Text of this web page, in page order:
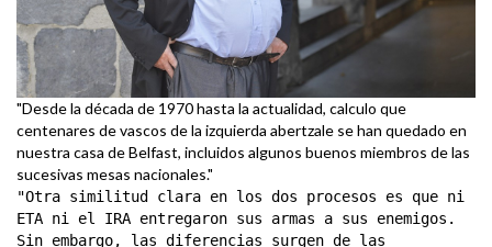
"Desde la década de 1970 hasta la actualidad, calculo que
centenares de vascos de la izquierda abertzale se han quedado en
nuestra casa de Belfast, incluidos algunos buenos miembros de las
sucesivas mesas nacionales."
"Otra similitud clara en los dos procesos es que ni
ETA ni el IRA entregaron sus armas a sus enemigos.
Sin embargo, las diferencias surgen de las